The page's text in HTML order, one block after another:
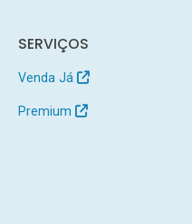
SERVIÇOS
Venda Já
Premium